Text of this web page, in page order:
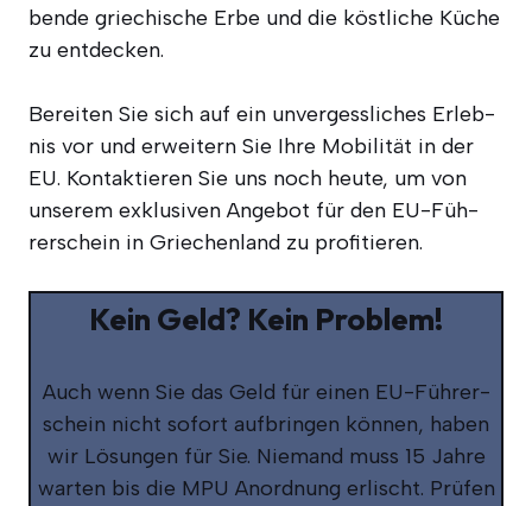
ben­de grie­chi­sche Erbe und die köst­li­che Küche
zu entdecken.
Berei­ten Sie sich auf ein unver­gess­li­ches Erleb­
nis vor und erwei­tern Sie Ihre Mobi­li­tät in der
EU. Kon­tak­tie­ren Sie uns noch heu­te, um von
unse­rem exklu­si­ven Ange­bot für den EU-Füh­
rer­schein in Grie­chen­land zu profitieren.
Kein Geld? Kein Problem!
Auch wenn Sie das Geld für einen EU-Füh­rer­
schein nicht sofort auf­brin­gen kön­nen, haben
wir Lösun­gen für Sie. Nie­mand muss 15 Jah­re
war­ten bis die MPU Anord­nung erlischt. Prü­fen